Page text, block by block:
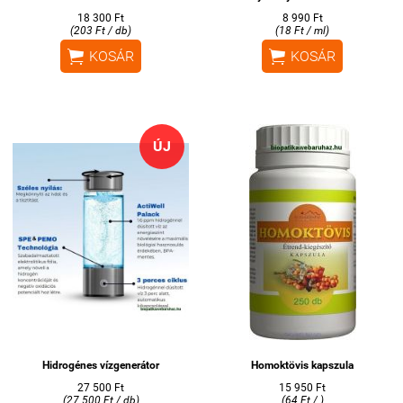
18 300 Ft
(203 Ft / db)
 KOSÁR
8 990 Ft
(18 Ft / ml)
 KOSÁR
ÚJ
Hidrogénes vízgenerátor
27 500 Ft
(27 500 Ft / db)
Homoktövis kapszula
15 950 Ft
(64 Ft / )